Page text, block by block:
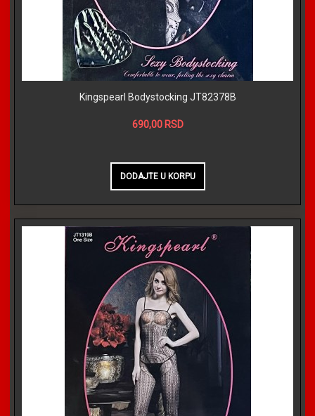
Kingspearl Bodystocking JT82378B
690,00 RSD